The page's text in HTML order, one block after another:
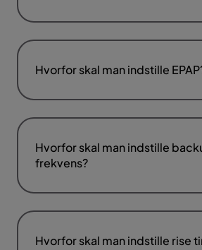
Hvorfor skal man indstille
Hvorfor skal man indstille
frekvens?
Hvorfor skal man indstille rise